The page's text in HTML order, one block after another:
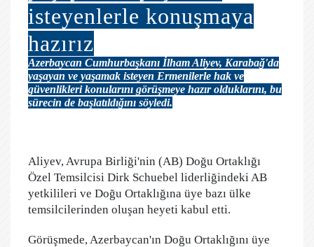
isteyenlerle konuşmaya
hazırız
Azerbaycan Cumhurbaşkanı İlham Aliyev, Karabağ'da
yaşayan ve yaşamak isteyen Ermenilerle hak ve
güvenlikleri konularını görüşmeye hazır olduklarını, bu
sürecin de başlatıldığını söyledi.
Aliyev, Avrupa Birliği'nin (AB) Doğu Ortaklığı
Özel Temsilcisi Dirk Schuebel liderliğindeki AB
yetkilileri ve Doğu Ortaklığına üye bazı ülke
temsilcilerinden oluşan heyeti kabul etti.
Görüşmede, Azerbaycan'ın Doğu Ortaklığını üye